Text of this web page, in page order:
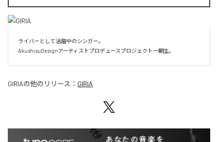
ライバーとして活躍中のシンガー。
AkushisuDesignアーティストプロデュースプロジェクト一期生。
GIRIAの他のリリース： GIRIA